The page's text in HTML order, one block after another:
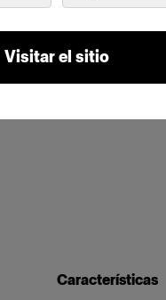
Visitar el sitio
Características